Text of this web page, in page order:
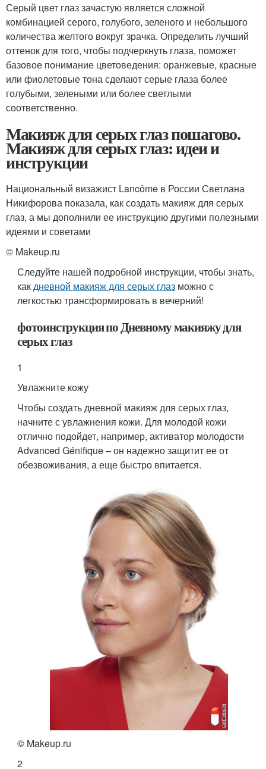
Серый цвет глаз зачастую является сложной
комбинацией серого, голубого, зеленого и небольшого
количества желтого вокруг зрачка. Определить лучший
оттенок для того, чтобы подчеркнуть глаза, поможет
базовое понимание цветоведения: оранжевые, красные
или фиолетовые тона сделают серые глаза более
голубыми, зелеными или более светлыми
соответственно.
Макияж для серых глаз пошагово.
Макияж для серых глаз: идеи и
инструкции
Национальный визажист Lancôme в России Светлана
Никифорова показала, как создать макияж для серых
глаз, а мы дополнили ее инструкцию другими полезными
идеями и советами
© Makeup.ru
Следуйте нашей подробной инструкции, чтобы знать,
какдневной макияж для серых глаз можно с
легкостью трансформировать в вечерний!
фотоинструкция по Дневному макияжу для
серых глаз
1
Увлажните кожу
Чтобы создать дневной макияж для серых глаз,
начните с увлажнения кожи. Для молодой кожи
отлично подойдет, например, активатор молодости
Advanced Génifique – он надежно защитит ее от
обезвоживания, а еще быстро впитается.
© Makeup.ru
2